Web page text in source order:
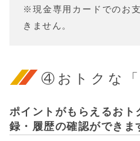
※現金専用カードでのお
きません。
④おトクな「
ポイントがもらえるおト
録・履歴の確認ができま